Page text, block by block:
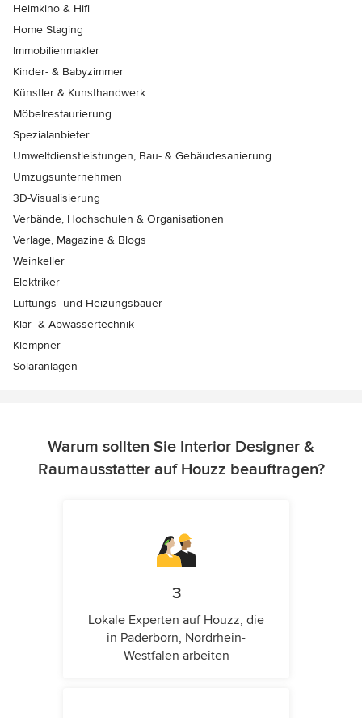
Heimkino & Hifi
Home Staging
Immobilienmakler
Kinder- & Babyzimmer
Künstler & Kunsthandwerk
Möbelrestaurierung
Spezialanbieter
Umweltdienstleistungen, Bau- & Gebäudesanierung
Umzugsunternehmen
3D-Visualisierung
Verbände, Hochschulen & Organisationen
Verlage, Magazine & Blogs
Weinkeller
Elektriker
Lüftungs- und Heizungsbauer
Klär- & Abwassertechnik
Klempner
Solaranlagen
Warum sollten Sie Interior Designer &
Raumausstatter auf Houzz beauftragen?
3
Lokale Experten auf Houzz, die
in Paderborn, Nordrhein-
Westfalen arbeiten